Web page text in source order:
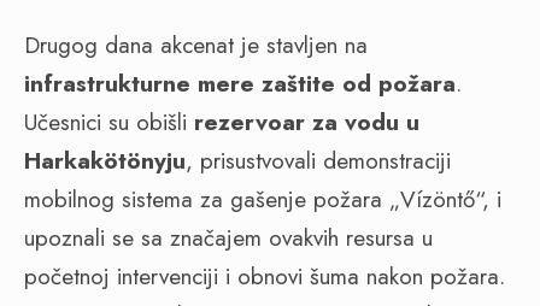
Drugog dana akcenat je stavljen na
infrastrukturne mere zaštite od požara.
Učesnici su obišli rezervoar za vodu u
Harkakötönyju, prisustvovali demonstraciji
mobilnog sistema za gašenje požara „Vízöntő“, i
upoznali se sa značajem ovakvih resursa u
početnoj intervenciji i obnovi šuma nakon požara.